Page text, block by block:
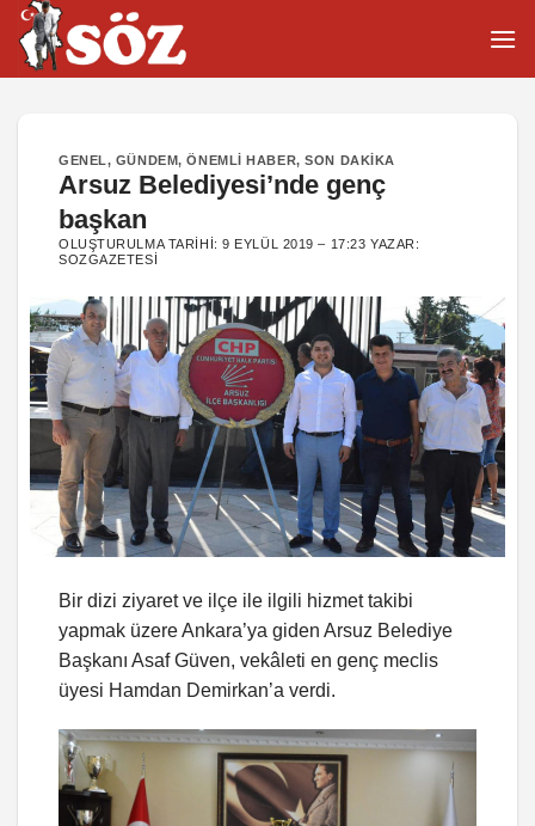
İçeriğe
atla
GENEL, GÜNDEM,ÖNEMLI HABER,SON DAKIKA
Arsuz Belediyesi’nde genç
başkan
OLUŞTURULMA TARIHI:9 EYLÜL 2019 – 17:23 YAZAR:
SOZGAZETESI
Bir dizi ziyaret ve ilçe ile ilgili hizmet takibi
yapmak üzere Ankara’ya giden Arsuz Belediye
Başkanı Asaf Güven, vekâleti en genç meclis
üyesi Hamdan Demirkan’a verdi.